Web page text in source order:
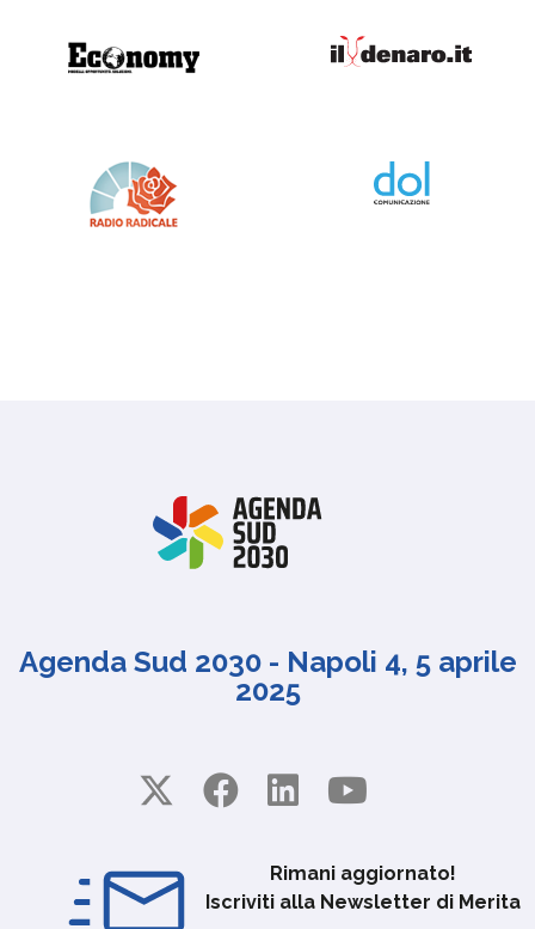
Agenda Sud 2030 - Napoli 4, 5 aprile
2025
Rimani aggiornato!
Iscriviti alla Newsletter di Merita